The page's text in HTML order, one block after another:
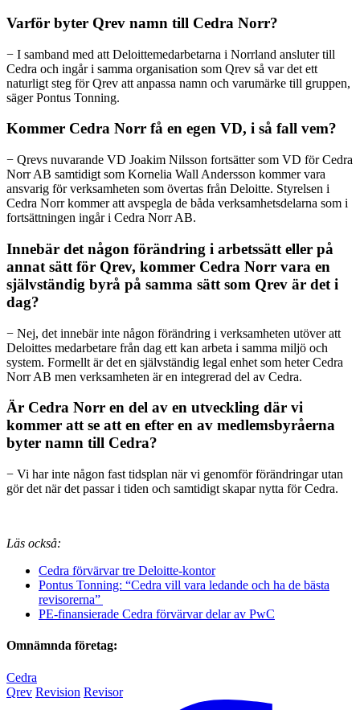
Varför byter Qrev namn till Cedra Norr?
− I samband med att Deloittemedarbetarna i Norrland ansluter till
Cedra och ingår i samma organisation som Qrev så var det ett
naturligt steg för Qrev att anpassa namn och varumärke till gruppen,
säger Pontus Tonning.
Kommer Cedra Norr få en egen VD, i så fall vem?
− Qrevs nuvarande VD Joakim Nilsson fortsätter som VD för Cedra
Norr AB samtidigt som Kornelia Wall Andersson kommer vara
ansvarig för verksamheten som övertas från Deloitte. Styrelsen i
Cedra Norr kommer att avspegla de båda verksamhetsdelarna som i
fortsättningen ingår i Cedra Norr AB.
Innebär det någon förändring i arbetssätt eller på
annat sätt för Qrev, kommer Cedra Norr vara en
självständig byrå på samma sätt som Qrev är det i
dag?
− Nej, det innebär inte någon förändring i verksamheten utöver att
Deloittes medarbetare från dag ett kan arbeta i samma miljö och
system. Formellt är det en självständig legal enhet som heter Cedra
Norr AB men verksamheten är en integrerad del av Cedra.
Är Cedra Norr en del av en utveckling där vi
kommer att se att en efter en av medlemsbyråerna
byter namn till Cedra?
− Vi har inte någon fast tidsplan när vi genomför förändringar utan
gör det när det passar i tiden och samtidigt skapar nytta för Cedra.
Läs också:
Cedra förvärvar tre Deloitte-kontor
Pontus Tonning: “Cedra vill vara ledande och ha de bästa
revisorerna”
PE-finansierade Cedra förvärvar delar av PwC
Omnämnda företag:
Cedra
Qrev Revision Revisor